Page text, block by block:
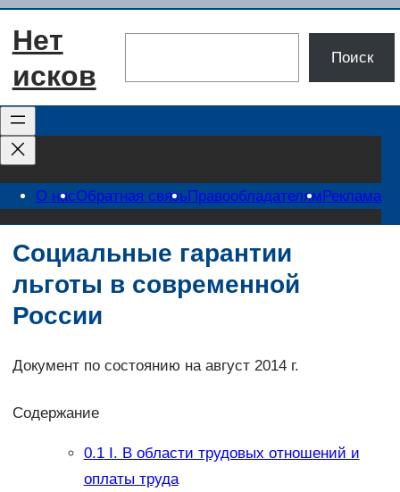
Перейти
Нет
исков
Поиск
О насОбратная связьПравообладателямРеклама
Социальные гарантии
льготы в современной
России
Документ по состоянию на август 2014 г.
Содержание
0.1I. В области трудовых отношений и
оплаты труда